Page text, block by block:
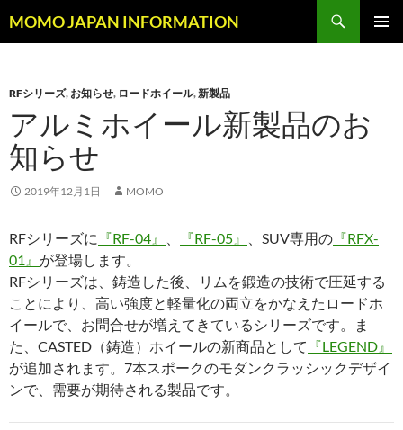
ン
ツ
へ
キ
MOMO JAPAN INFORMATION
索
RFシリーズ, お知らせ, ロードホイール,新製品
アルミホイール新製品のお
知らせ
2019年12月1日 MOMO
RFシリーズに 『RF-04』 『RF-05』 、SUV専用の 『RFX-
01』 が登場します。
RFシリーズは、鋳造した後、リムを鍛造の技術で圧延する
ことにより、高い強度と軽量化の両立をかなえたロードホ
イールで、お問合せが増えてきているシリーズです。ま
た、CASTED（鋳造）ホイールの新商品として 『LEGEND』
が追加されます。7本スポークのモダンクラッシックデザイ
ンで、需要が期待される製品です。